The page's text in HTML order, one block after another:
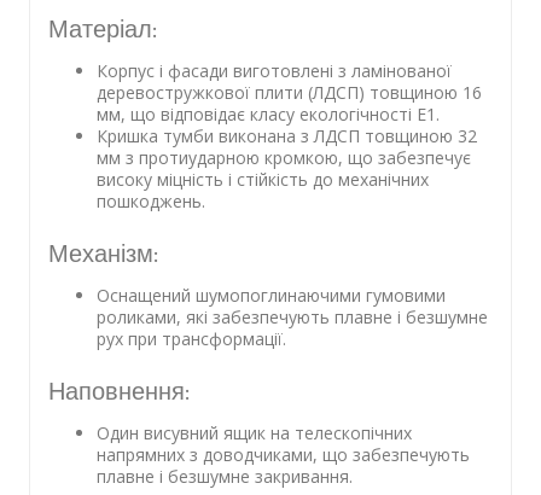
Матеріал:
Корпус і фасади виготовлені з ламінованої
деревостружкової плити (ЛДСП) товщиною 16
мм, що відповідає класу екологічності Е1.
Кришка тумби виконана з ЛДСП товщиною 32
мм з протиударною кромкою, що забезпечує
високу міцність і стійкість до механічних
пошкоджень.
Механізм:
Оснащений шумопоглинаючими гумовими
роликами, які забезпечують плавне і безшумне
рух при трансформації.
Наповнення:
Один висувний ящик на телескопічних
напрямних з доводчиками, що забезпечують
плавне і безшумне закривання.